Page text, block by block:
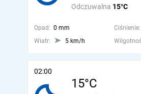
Odczuwalna 15°C
Opad: 0 mm Ciśnienie:
Wiatr:
5 km/h
02:00
15°C